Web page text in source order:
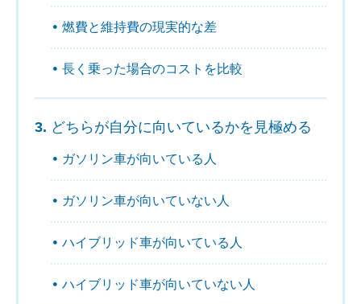
燃費と維持費の現実的な差
長く乗った場合のコストを比較
どちらが自分に向いているかを見極める
ガソリン車が向いている人
ガソリン車が向いていない人
ハイブリッド車が向いている人
ハイブリッド車が向いていない人